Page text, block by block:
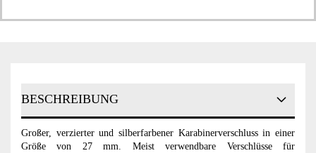
BESCHREIBUNG
Großer, verzierter und silberfarbener Karabinerverschluss in einer
Größe von 27 mm. Meist verwendbare Verschlüsse für